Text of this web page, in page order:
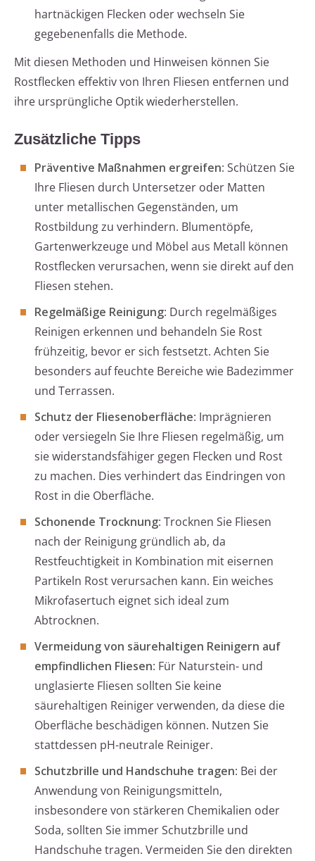
hartnäckigen Flecken oder wechseln Sie
gegebenenfalls die Methode.
Mit diesen Methoden und Hinweisen können Sie
Rostflecken effektiv von Ihren Fliesen entfernen und
ihre ursprüngliche Optik wiederherstellen.
Zusätzliche Tipps
Präventive Maßnahmen ergreifen: Schützen Sie
Ihre Fliesen durch Untersetzer oder Matten
unter metallischen Gegenständen, um
Rostbildung zu verhindern. Blumentöpfe,
Gartenwerkzeuge und Möbel aus Metall können
Rostflecken verursachen, wenn sie direkt auf den
Fliesen stehen.
Regelmäßige Reinigung: Durch regelmäßiges
Reinigen erkennen und behandeln Sie Rost
frühzeitig, bevor er sich festsetzt. Achten Sie
besonders auf feuchte Bereiche wie Badezimmer
und Terrassen.
Schutz der Fliesenoberfläche: Imprägnieren
oder versiegeln Sie Ihre Fliesen regelmäßig, um
sie widerstandsfähiger gegen Flecken und Rost
zu machen. Dies verhindert das Eindringen von
Rost in die Oberfläche.
Schonende Trocknung: Trocknen Sie Fliesen
nach der Reinigung gründlich ab, da
Restfeuchtigkeit in Kombination mit eisernen
Partikeln Rost verursachen kann. Ein weiches
Mikrofasertuch eignet sich ideal zum
Abtrocknen.
Vermeidung von säurehaltigen Reinigern auf
empfindlichen Fliesen: Für Naturstein- und
unglasierte Fliesen sollten Sie keine
säurehaltigen Reiniger verwenden, da diese die
Oberfläche beschädigen können. Nutzen Sie
stattdessen pH-neutrale Reiniger.
Schutzbrille und Handschuhe tragen: Bei der
Anwendung von Reinigungsmitteln,
insbesondere von stärkeren Chemikalien oder
Soda, sollten Sie immer Schutzbrille und
Handschuhe tragen. Vermeiden Sie den direkten